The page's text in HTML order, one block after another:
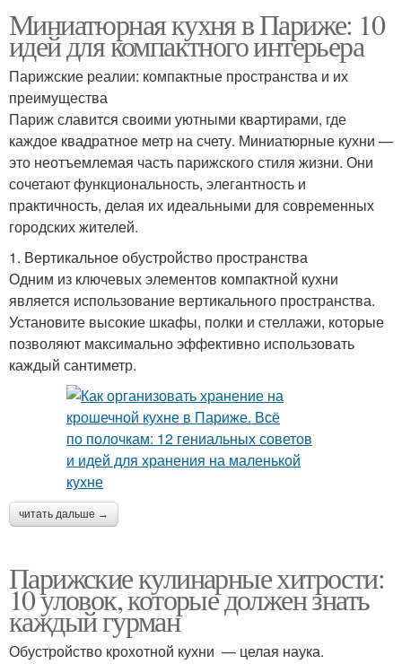
Миниатюрная кухня в Париже: 10
идей для компактного интерьера
Парижские реалии: компактные пространства и их
преимущества
Париж славится своими уютными квартирами, где
каждое квадратное метр на счету. Миниатюрные кухни —
это неотъемлемая часть парижского стиля жизни. Они
сочетают функциональность, элегантность и
практичность, делая их идеальными для современных
городских жителей.
1. Вертикальное обустройство пространства
Одним из ключевых элементов компактной кухни
является использование вертикального пространства.
Установите высокие шкафы, полки и стеллажи, которые
позволяют максимально эффективно использовать
каждый сантиметр.
читать дальше →
Парижские кулинарные хитрости:
10 уловок, которые должен знать
каждый гурман
Обустройство крохотной кухни — целая наука.